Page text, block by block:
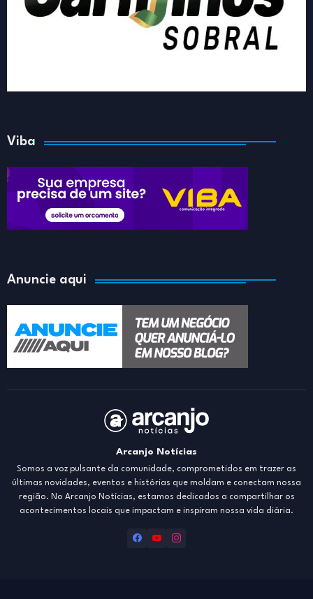
Viba
Anuncie aqui
Arcanjo Notícias
Somos a voz pulsante da comunidade, comprometidos em trazer as
últimas novidades, eventos e histórias que moldam e conectam nossa
região. No Arcanjo Notícias, estamos dedicados a compartilhar os
acontecimentos locais que impactam e inspiram nossa vida diária.